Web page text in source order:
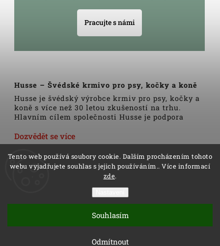
Tento web používá soubory cookie. Dalším procházením tohoto
webu vyjadřujete souhlas s jejich používáním.. Více informací
zde.
Odmítnout
Souhlasím
Pracujte s námi
Husse – Švédské krmivo pro psy, kočky a koně
Husse je švédský výrobce krmiv pro psy, kočky a
koně s více než 30 letou zkušeností na trhu.
Hlavním cílem společnosti Husse je podpora
Veškerá krmiva, pamlsky a doplňky Husse jsou
vyrobeny pouze z nejkvalitnějších a pečlivě
vybraných surovin. Všechny produkty se vyrábí
podle tradičních skandinávských receptur a
výrobní linky podléhají trvalé veterinární
kontrole. Kromě kvality produktů Husse to rovněž
zahrnuje i kvalitu služeb.
Distributoři společnosti Husse jsou důkladně
proškoleni v oblasti výživy zvířat a rádi Vám
Dozvědět se více
Vytvořil Shoptet
Husse. Všechna práva vyhrazena.
Shoptet | Design